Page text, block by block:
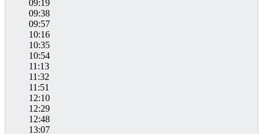
09:19
09:38
09:57
10:16
10:35
10:54
11:13
11:32
11:51
12:10
12:29
12:48
13:07